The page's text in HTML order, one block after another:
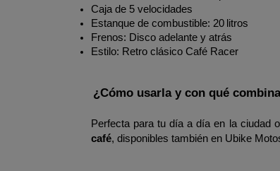
Caja de 5 velocidades
Estanque de combustible: 20 litros
Frenos: Disco adelante y atrás
Estilo: Retro clásico Café Racer
¿Cómo usarla y con qué
Perfecta para tu día a día en la ciudad
café, disponibles también en Ubike